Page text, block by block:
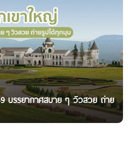
บรรยากาศสบาย ๆ วิวสวย ถ่าย